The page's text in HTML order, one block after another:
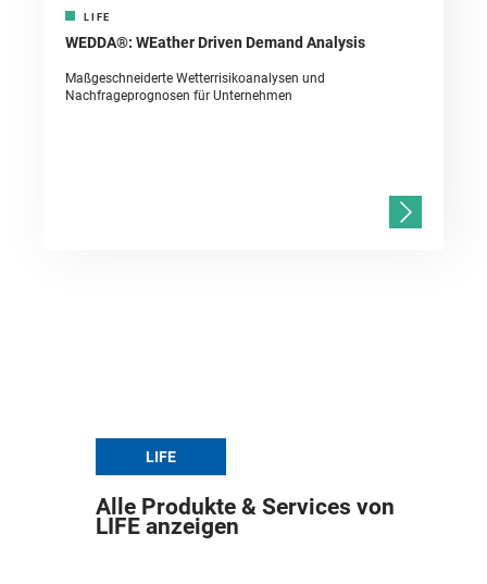
LIFE
WEDDA®: WEather Driven Demand Analysis
Maßgeschneiderte Wetterrisikoanalysen und
Nachfrageprognosen für Unternehmen
LIFE
Alle Produkte & Services von
LIFE anzeigen